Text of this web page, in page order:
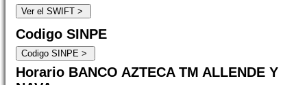
Codigo SINPE
Horario BANCO AZTECA TM ALLENDE Y